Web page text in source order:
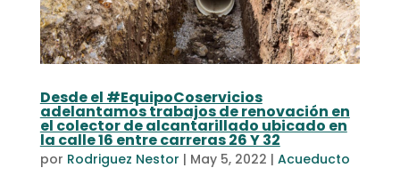
Desde el #EquipoCoservicios
adelantamos trabajos de renovación en
el colector de alcantarillado ubicado en
la calle 16 entre carreras 26 Y 32
por Rodriguez Nestor | May 5, 2022 | Acueducto